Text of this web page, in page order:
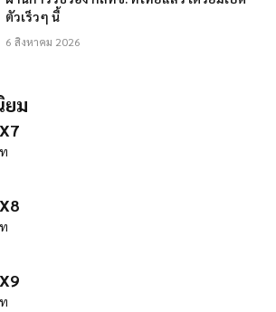
ตัวเร็วๆ นี้
6 สิงหาคม 2026
ม